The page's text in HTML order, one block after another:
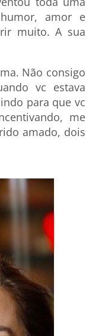
amor e
muito. A sua
Não consigo
vc estava
para que vc
me
amado, dois